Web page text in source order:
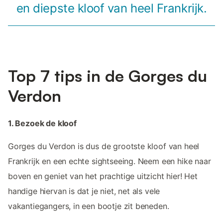
en diepste kloof van heel Frankrijk.
Top 7 tips in de Gorges du
Verdon
1. Bezoek de kloof
Gorges du Verdon is dus de grootste kloof van heel
Frankrijk en een echte sightseeing. Neem een hike naar
boven en geniet van het prachtige uitzicht hier! Het
handige hiervan is dat je niet, net als vele
vakantiegangers, in een bootje zit beneden.